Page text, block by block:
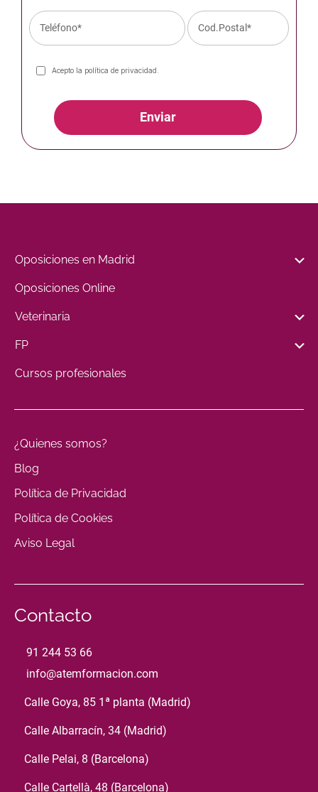
Acepto la política de privacidad
Enviar
Oposiciones en Madrid
Oposiciones Online
Veterinaria
FP
Cursos profesionales
¿Quienes somos?
Blog
Política de Privacidad
Política de Cookies
Aviso Legal
Contacto
91 244 53 66
info@atemformacion.com
Calle Goya, 85 1ª planta (Madrid)
Calle Albarracín, 34 (Madrid)
Calle Pelai, 8 (Barcelona)
Calle Cartellà, 48 (Barcelona)